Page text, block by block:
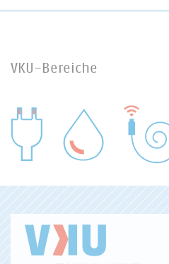
VKU-Bereiche
WASSER/ABWASSER